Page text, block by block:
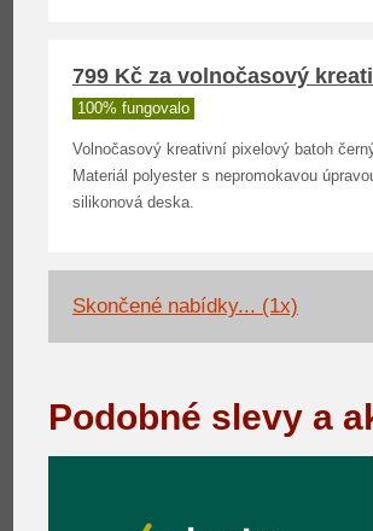
799 Kč za volnočasový
100% fungovalo
Volnočasový kreativní pixelový batoh
Materiál polyester s nepromokavou
silikonová deska.
Skončené nabídky... (1x)
Podobné slevy a